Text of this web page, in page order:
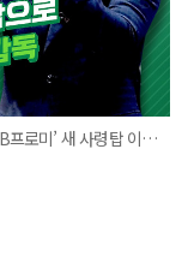
‘소통과 믿음‘ · ‘젊은 피의 성장’을 목표로, ‘원주 DB프로미’ 새 사령탑 이규섭 감독